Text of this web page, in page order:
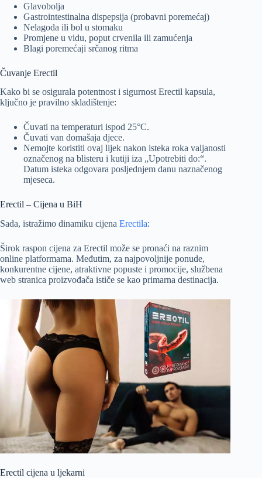
Glavobolja
Gastrointestinalna dispepsija (probavni poremećaj)
Nelagoda ili bol u stomaku
Promjene u vidu, poput crvenila ili zamućenja
Blagi poremećaji srčanog ritma
Čuvanje Erectil
Kako bi se osigurala potentnost i sigurnost Erectil kapsula,
ključno je pravilno skladištenje:
Čuvati na temperaturi ispod 25°C.
Čuvati van domašaja djece.
Nemojte koristiti ovaj lijek nakon isteka roka valjanosti
označenog na blisteru i kutiji iza „Upotrebiti do:“.
Datum isteka odgovara posljednjem danu naznačenog
mjeseca.
Erectil – Cijena u BiH
Sada, istražimo dinamiku cijena Erectila:
Širok raspon cijena za Erectil može se pronaći na raznim
online platformama. Međutim, za najpovoljnije ponude,
konkurentne cijene, atraktivne popuste i promocije, službena
web stranica proizvođača ističe se kao primarna destinacija.
Erectil cijena u ljekarni